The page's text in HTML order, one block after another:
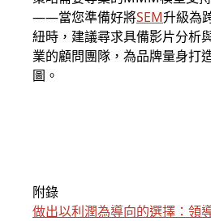
——當您準備好將SEM升級為
紐時，建議尋求具備影片分析
業的顧問團隊，為品牌量身打
圖。
附錄
做出以利潤為導向的選擇：領